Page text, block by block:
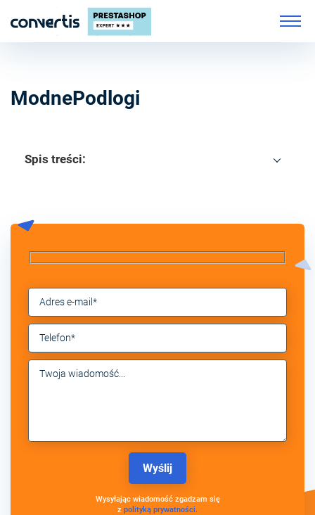
ModnePodlogi
Spis treści:
Wysyłając wiadomość zgadzam się
z polityką prywatności.